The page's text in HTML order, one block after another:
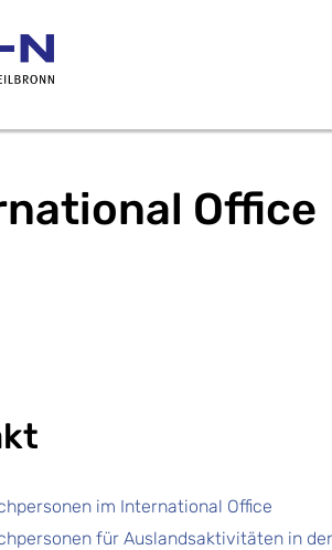
Office
im International Office
für Auslandsaktivitäten in